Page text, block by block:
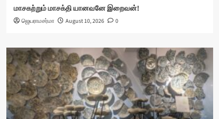
மாசகற்றும் மாசக்தி யானவனே இறைவன்!
ஜெயராமசர்மா August 10, 2026 0